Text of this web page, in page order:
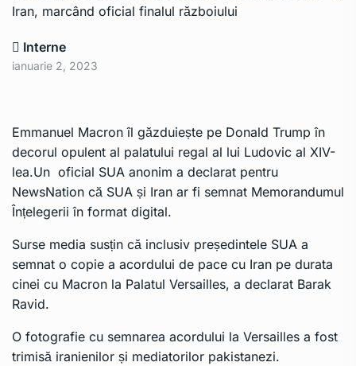
Interne
ianuarie 2, 2023
Emmanuel Macron îl găzduiește pe Donald Trump în
decorul opulent al palatului regal al lui Ludovic al XIV-
lea.Un oficial SUA anonim a declarat pentru
NewsNation că SUA și Iran ar fi semnat Memorandumul
Înțelegerii în format digital.
Surse media susțin că inclusiv președintele SUA a
semnat o copie a acordului de pace cu Iran pe durata
cinei cu Macron la Palatul Versailles, a declarat Barak
Ravid.
O fotografie cu semnarea acordului la Versailles a fost
trimisă iranienilor și mediatorilor pakistanezi.